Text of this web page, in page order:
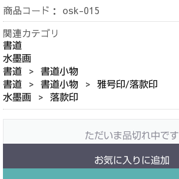
商品コード： osk-015
関連カテゴリ
書道
水墨画
書道
書道小物
書道
書道小物
雅号印/落款印
水墨画
落款印
ただいま品切れ中です
お気に入りに追加